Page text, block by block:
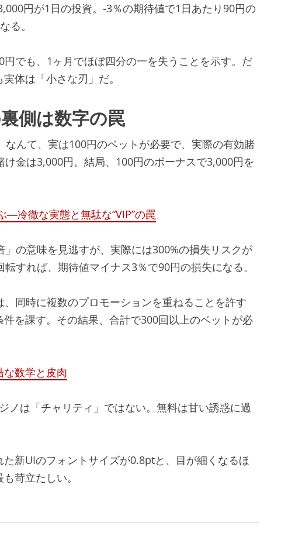
円が1日の投資。-3％の期待値で1日あたり90円の
る。
でも、1ヶ月でほぼ四分の一を失うことを示す。だ
体は「小さな刃」だ。
側は数字の罠
なんて、実は100円のベットが必要で、実際の有効賭
金は3,000円。結局、100円のボーナスで3,000円を
―冷徹な実態と無駄な“VIP”の罠
の意味を見逃すが、実際には300%の損失リスクが
すれば、期待値マイナス3％で90円の損失になる。
同時に複数のプロモーションを重ねることを許す
を課す。その結果、合計で300回以上のベットが必
数学と皮肉
ノは「チャリティ」ではない。無料は甘い誘惑に過
新UIのフォントサイズが0.8ptと、目が細くなるほ
苛立たしい。